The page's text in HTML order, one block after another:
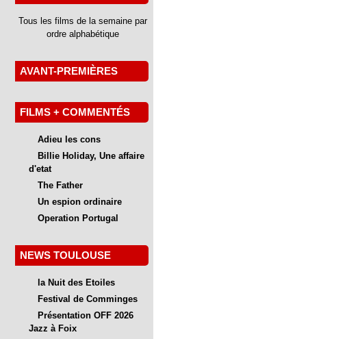
Tous les films de la semaine par
ordre alphabétique
AVANT-PREMIÈRES
FILMS + COMMENTÉS
Adieu les cons
Billie Holiday, Une affaire
d'etat
The Father
Un espion ordinaire
Operation Portugal
NEWS TOULOUSE
la Nuit des Etoiles
Festival de Comminges
Présentation OFF 2026
Jazz à Foix